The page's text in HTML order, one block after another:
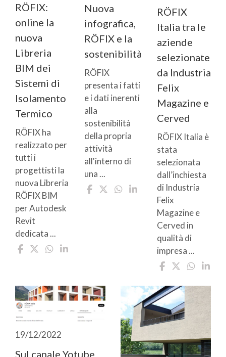
RÖFIX:
online la
nuova
Libreria
BIM dei
Sistemi di
Isolamento
Termico
RÖFIX ha
realizzato per
tutti i
progettisti la
nuova Libreria
RÖFIX BIM
per Autodesk
Revit
dedicata ...
Nuova
infografica,
RÖFIX e la
sostenibilità
RÖFIX
presenta i fatti
e i dati inerenti
alla
sostenibilità
della propria
attività
all'interno di
una ...
RÖFIX
Italia tra le
aziende
selezionate
da Industria
Felix
Magazine e
Cerved
RÖFIX Italia è
stata
selezionata
dall’inchiesta
di Industria
Felix
Magazine e
Cerved in
qualità di
impresa ...
19/12/2022
Sul canale Yotube